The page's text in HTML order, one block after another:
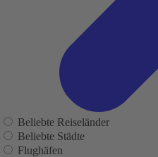
Beliebte Reiseländer
Beliebte Städte
Flughäfen